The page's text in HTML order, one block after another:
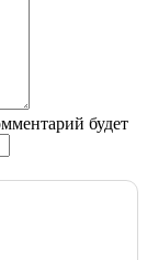
будет